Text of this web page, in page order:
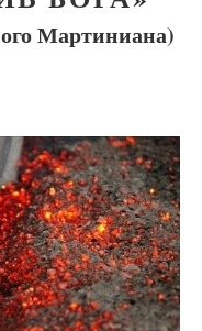
Мартиниана)